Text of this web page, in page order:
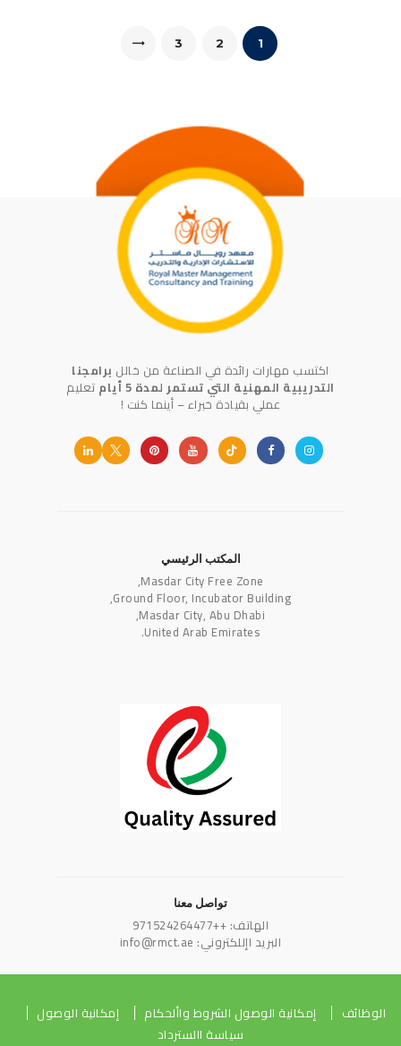
صفحات
PAGE1
PAGE
2
PAGE
3
اكتسب مهارات رائدة في الصناعة من خالل برامجنا
التدريبية المهنية التي تستمر لمدة 5 أيام تعليم
عملي بقيادة خبراء – أينما كنت !
المكتب الرئيسي
Masdar City Free Zone,
Ground Floor, Incubator Building,
Masdar City, Abu Dhabi,
United Arab Emirates.
تواصل معنا
الهاتف: ++971524264477
البريد اإللكتروني: info@rmct.ae
الوظائف إمكانية الوصول الشروط واألحكام
إمكانية الوصول
سياسة االسترداد